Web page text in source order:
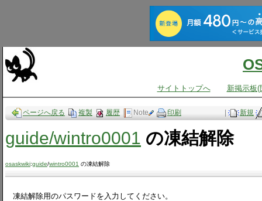
サイトトップへ 新掲示板(
| 新規
ページへ戻る 複製 履歴 Note 印刷
guide​/wintro0001 の凍結解除
osaskwiki:guide/wintro0001 の凍結解除
凍結解除用のパスワードを入力してください。